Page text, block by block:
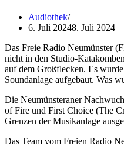
Audiothek
6. Juli 20248. Juli 2024
Das Freie Radio Neumünster
nicht in den Studio-
auf dem Großflecken. Es
Soundanlage aufgebaut. Was
Die Neumünsteraner
of Fire und First Choice (The
Grenzen der Musikanlage
Das Team vom Freien Radio